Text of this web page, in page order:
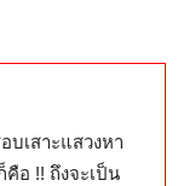
บเสาะแสวงหา
อ !! ถึงจะเป็น